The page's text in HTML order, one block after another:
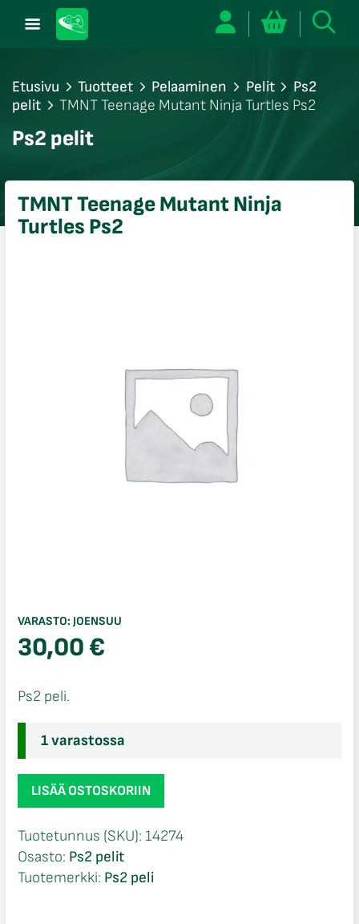
Etusivu Tuotteet Pelaaminen Pelit
Ps2
pelit
TMNT Teenage Mutant Ninja Turtles Ps2
Ps2 pelit
TMNT Teenage Mutant Ninja
Turtles Ps2
VARASTO: JOENSUU
30,00€
Ps2 peli.
1 varastossa
TMNT
Teenage
Ninja
Turtles
Ps2
LISÄÄ OSTOSKORIIN
Tuotetunnus (SKU): 14274
Osasto: Ps2 pelit
Tuotemerkki: Ps2 peli
sulje
sulje